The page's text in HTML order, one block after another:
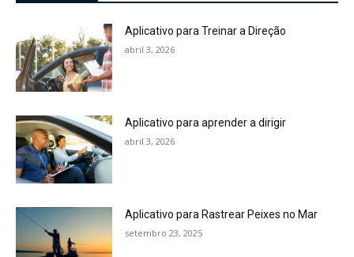
Aplicativo para Treinar a Direção
abril 3, 2026
Aplicativo para aprender a dirigir
abril 3, 2026
Aplicativo para Rastrear Peixes no Mar
setembro 23, 2025